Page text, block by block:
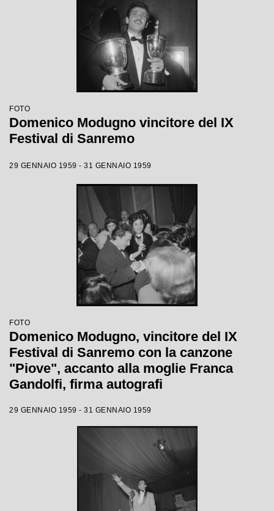
FOTO
Domenico Modugno vincitore del IX
Festival di Sanremo
29 GENNAIO 1959 - 31 GENNAIO 1959
FOTO
Domenico Modugno, vincitore del IX
Festival di Sanremo con la canzone
"Piove", accanto alla moglie Franca
Gandolfi, firma autografi
29 GENNAIO 1959 - 31 GENNAIO 1959